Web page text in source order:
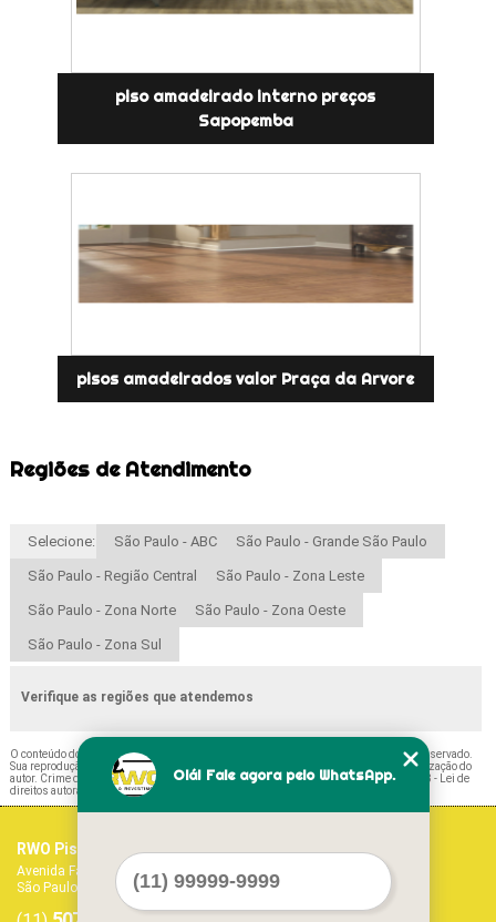
piso amadeirado interno preços
Sapopemba
pisos amadeirados valor Praça da Arvore
Regiões de Atendimento
Selecione: São Paulo - ABC São Paulo - Grande São Paulo
São Paulo - Região Central São Paulo - Zona Leste
São Paulo - Zona Norte São Paulo - Zona Oeste
São Paulo - Zona Sul
Verifique as regiões que atendemos
O conteúdo do texto " Piso Porcelanato Amadeirado Pirassununga
" é de direito reservado.
Sua reprodução, parcial ou total, mesmo citando nossos links, é proibida sem a autorização do
autor. Crime de violação de direito autoral – artigo 184 do Código Penal –Lei 9610/98 - Lei de
direitos autorais
RWO Pisos Vinílicos
Avenida Fagundes Filho, 1017 - Vila Monte Alegre
São Paulo - SP - CEP: 04304-011
Home
Empresa
Missão
Serviços
Olá! Fale agora pelo WhatsApp.